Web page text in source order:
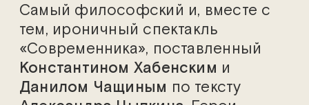
Самый философский и, вместе с
тем, ироничный спектакль
«Современника», поставленный
Константином Хабенским и
Данилом Чащиным по тексту